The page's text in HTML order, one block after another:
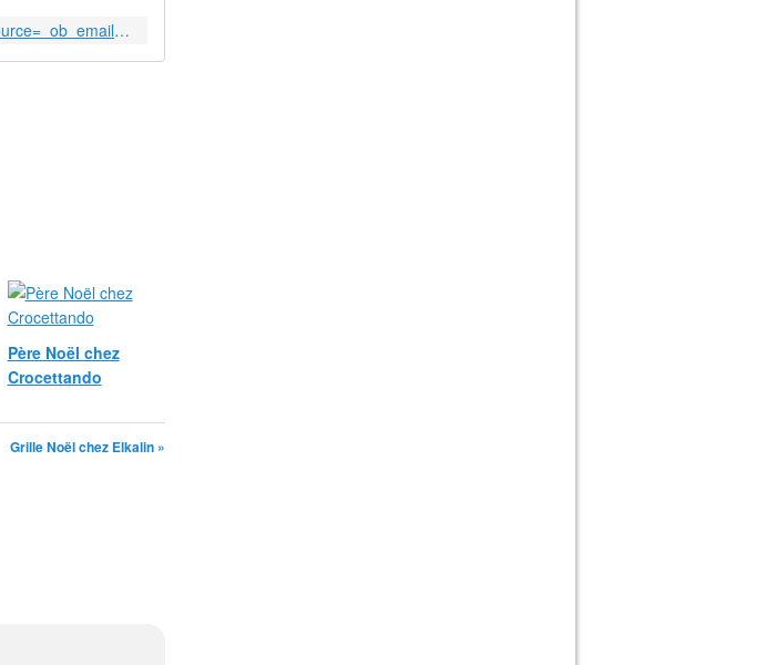
http://www.elkalin.com/2015/11/une-tete-de-pere-noel.html?utm_source=_ob_email&utm_medium=_ob_notification&utm_campaign=_ob_pushmail
Père Noël chez
Crocettando
Grille Noël chez Elkalin »